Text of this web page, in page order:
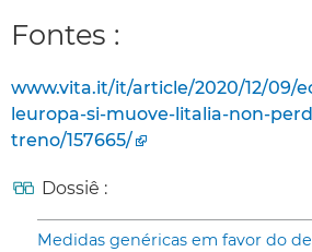
Fontes :
www.vita.it/it/article/2020/12/09/
leuropa-si-muove-litalia-non-
treno/157665/
Dossiê :
Medidas genéricas em favor do